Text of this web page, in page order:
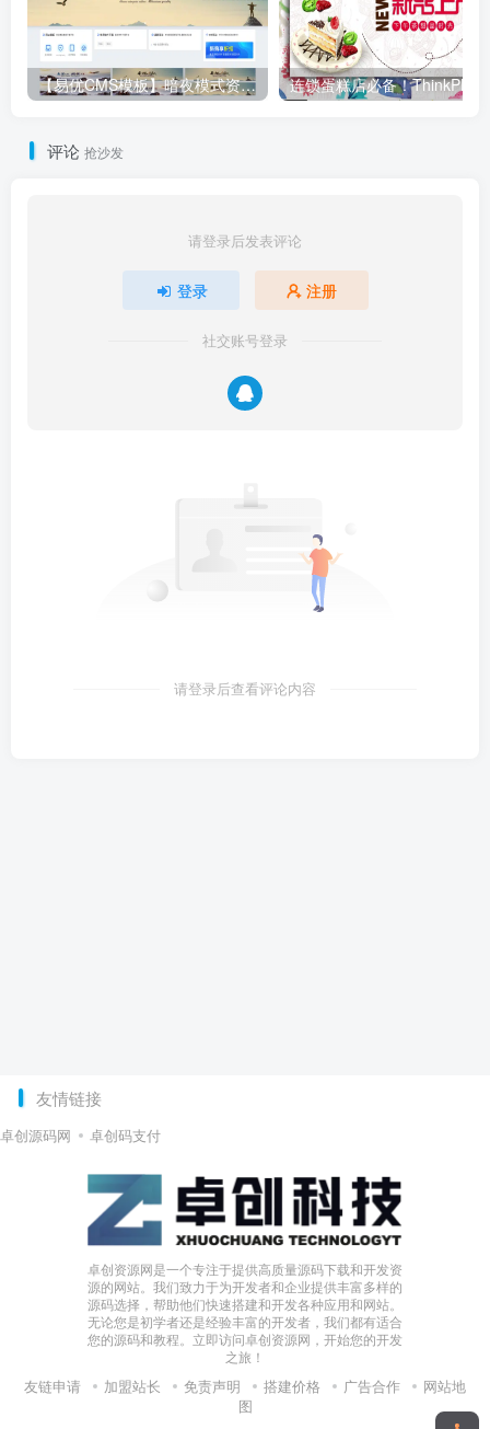
【易优CMS模板】暗夜模式资源下载站源码 | 视频付费+手机自适应+SEO优化模板（含13个功能页）
评论 抢沙发
请登录后发表评论
登录 注册
社交账号登录
请登录后查看评论内容
友情链接
卓创源码网 卓创码支付
卓创资源网是一个专注于提供高质量源码下载和开发资
源的网站。我们致力于为开发者和企业提供丰富多样的
源码选择，帮助他们快速搭建和开发各种应用和网站。
无论您是初学者还是经验丰富的开发者，我们都有适合
您的源码和教程。立即访问卓创资源网，开始您的开发
之旅！
友链申请 加盟站长 免责声明 搭建价格 广告合作
网站地
图